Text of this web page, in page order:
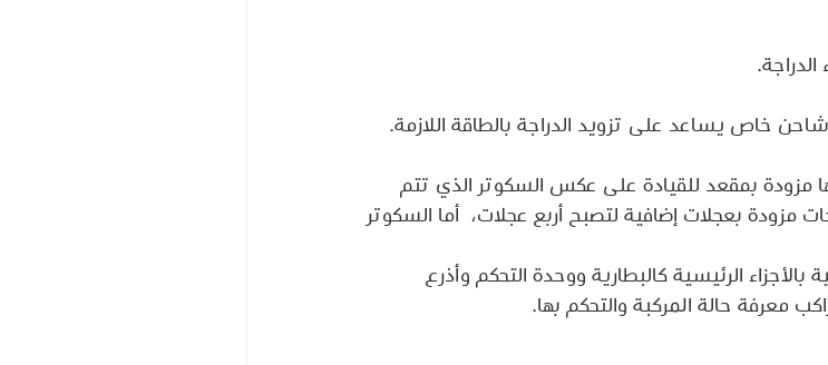
خاص يساعد على تزويد الدراجة بالطاقة اللازمة.
مزودة بمقعد للقيادة على عكس السكوتر الذي تتم
مزودة بعجلات إضافية لتصبح أربع عجلات،  أما السكوتر
بالأجزاء الرئيسية كالبطارية ووحدة التحكم وأذرع
معرفة حالة المركبة والتحكم بها.